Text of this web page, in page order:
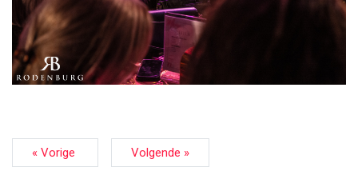
« Vorige
Volgende »